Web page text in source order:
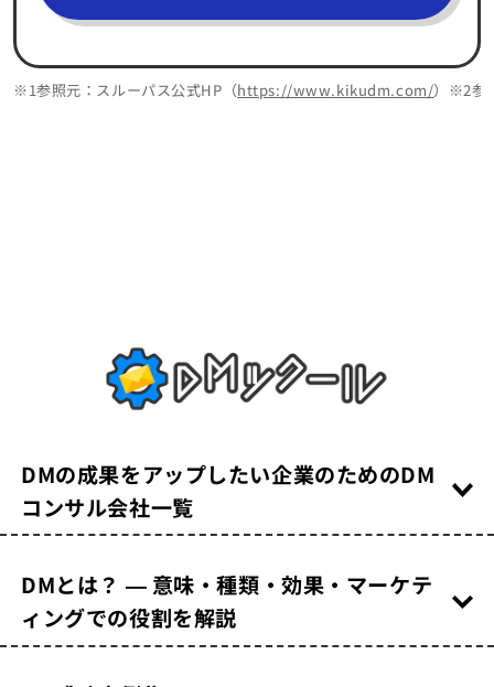
※1参照元：スルーパス公式HP（https://www.kikudm.com/）※2参
DMの成果をアップしたい企業のためのDM
コンサル会社一覧
DMとは？ — 意味・種類・効果・マーケテ
ィングでの役割を解説